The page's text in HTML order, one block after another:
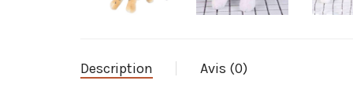
Description Avis (0)